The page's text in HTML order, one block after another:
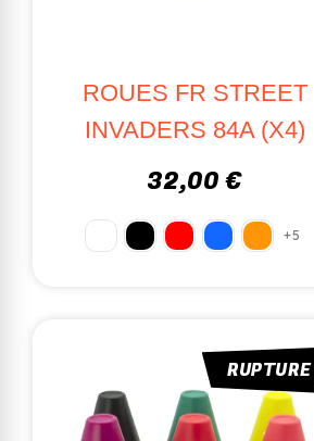
ROUES FR STREET
INVADERS 84A (X4)
32,00 €
+5
RUPTURE